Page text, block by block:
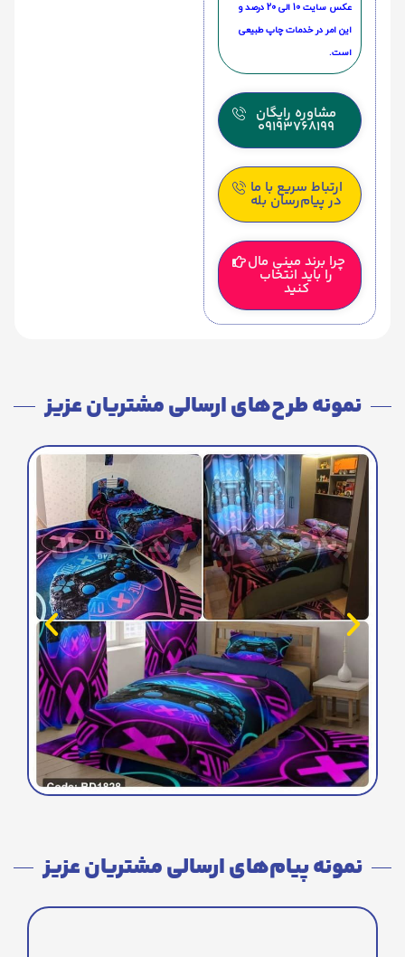
عکس سایت 10 الی 20 درصد و
این امر در خدمات چاپ طبیعی
است.
مشاوره رایگان
09193768199
ارتباط سریع با ما
در پیام‌رسان بله
چرا برند مینی مال
را باید انتخاب
کنید
نمونه طرح‌های ارسالی مشتریان عزیز
نمونه پیام‌های ارسالی مشتریان عزیز